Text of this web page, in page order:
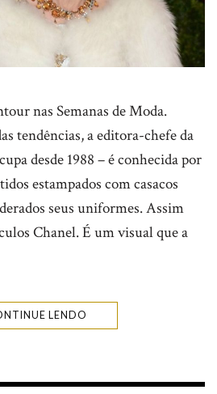
nas Semanas de Moda.
tendências, a editora-chefe da
desde 1988 – é conhecida por
estampados com casacos
seus uniformes. Assim
Chanel. É um visual que a
LENDO